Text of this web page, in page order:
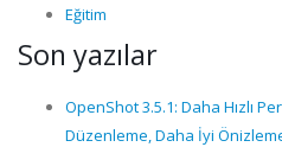
Eğitim
Son yazılar
OpenShot 3.5.1: Daha Hızlı
Düzenleme, Daha İyi